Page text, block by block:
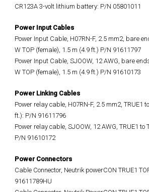
CR123A 3-volt lithium battery: P/N 05801011
Power Input Cables
Power Input Cable, H07RN-F, 2.5 mm2, bare
W TOP (female), 1.5 m (4.9 ft.) P/N 91611797
Power Input Cable, SJOOW, 12 AWG, bare
W TOP (female), 1.5 m (4.9 ft.) P/N 91610173
Power Linking Cables
Power relay cable, H07RN-F, 2.5 mm2, TRUE1
ft.): P/N 91611796
Power relay cable, SJOOW, 12 AWG, TRUE1 to
P/N 91610172
Power Connectors
Cable Connector, Neutrik powerCON TRUE1
91611789HU